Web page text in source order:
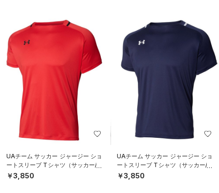
UAチーム サッカー ジャージー ショ
ートスリーブ Tシャツ（サッカー/M
EN）
￥3,850
UAチーム サッカー ジャージー ショ
ートスリーブ Tシャツ（サッカー/M
EN）
￥3,850